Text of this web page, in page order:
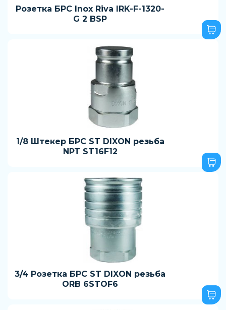
Розетка БРС Inox Riva IRK-F-1320-
G 2 BSP
1/8 Штекер БРС ST DIXON резьба
NPT ST16F12
3/4 Розетка БРС ST DIXON резьба
ORB 6STOF6